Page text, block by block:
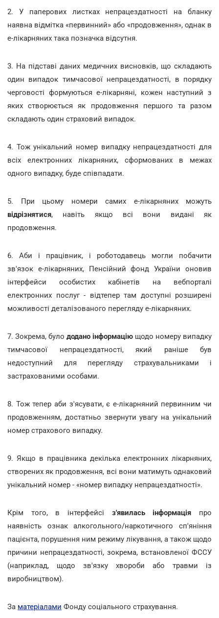
2. У паперових листках непрацездатності на бланку
наявна відмітка «первинний» або «продовження», однак в
е-лікарняних така позначка відсутня.
3. На підставі даних медичних висновків, що складають
один випадок тимчасової непрацездатності, в порядку
черговості формуються е-лікарняні, кожен наступний з
яких створюється як продовження першого та разом
складають один страховий випадок.
4. Тож унікальний номер випадку непрацездатності для
всіх електронних лікарняних, сформованих в межах
одного випадку, буде співпадати.
5. При цьому номери самих е-лікарняних можуть
відрізнятися, навіть якщо всі вони видані як
продовження.
6. Аби і працівник, і роботодавець могли побачити
зв'язок е-лікарняних, Пенсійний фонд України оновив
інтерфейси особистих кабінетів на вебпорталі
електронних послуг - відтепер там доступні розширені
можливості деталізованого перегляду е-лікарняних.
7. Зокрема, було додано інформацію щодо номеру випадку
тимчасової непрацездатності, який раніше був
недоступний для перегляду страхувальниками і
застрахованими особами.
8. Тож тепер аби з'ясувати, є е-лікарняний первинним чи
продовженням, достатньо звернути увагу на унікальний
номер страхового випадку.
9. Якщо в працівника декілька електронних лікарняних,
створених як продовження, всі вони матимуть однаковий
унікальний номер - «номер випадку непрацездатності».
Крім того, в інтерфейсі з'явилась інформація про
наявність ознак алкогольного/наркотичного сп'яніння
пацієнта, порушення ним режиму лікування, а також щодо
причини непрацездатності, зокрема, встановленої ФССУ
(наприклад, щодо зв'язку хвороби або травми із
виробництвом).
За матеріалами Фонду соціального страхування.